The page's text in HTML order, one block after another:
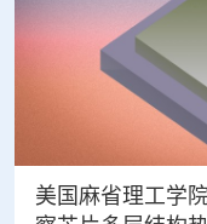
美国麻省理工学